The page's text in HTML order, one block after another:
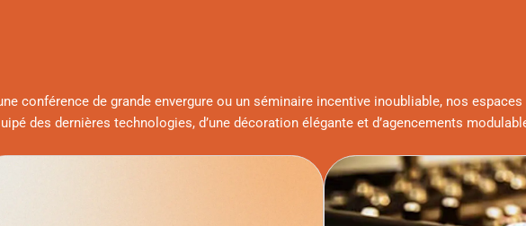
conférence de grande envergure ou un séminaire incentive inoubliable, nos
des dernières technologies, d’une décoration élégante et d’agencements